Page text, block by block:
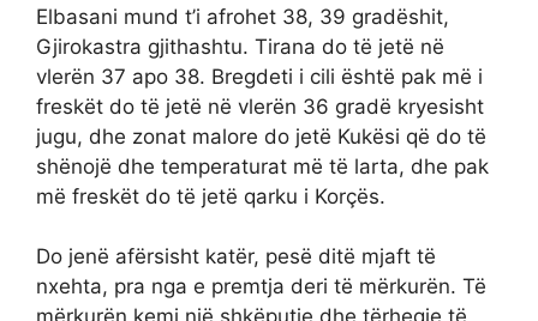
Elbasani mund t’i afrohet 38, 39 gradëshit,
Gjirokastra gjithashtu. Tirana do të jetë në
vlerën 37 apo 38. Bregdeti i cili është pak më i
freskët do të jetë në vlerën 36 gradë kryesisht
jugu, dhe zonat malore do jetë Kukësi që do të
shënojë dhe temperaturat më të larta, dhe pak
më freskët do të jetë qarku i Korçës.
Do jenë afërsisht katër, pesë ditë mjaft të
nxehta, pra nga e premtja deri të mërkurën. Të
mërkurën kemi një shkëputje dhe tërheqje të